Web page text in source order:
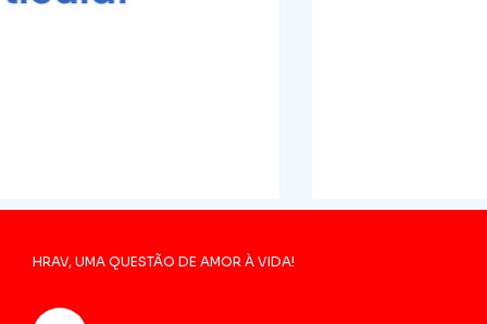
HRAV, UMA QUESTÃO DE AMOR À VIDA!